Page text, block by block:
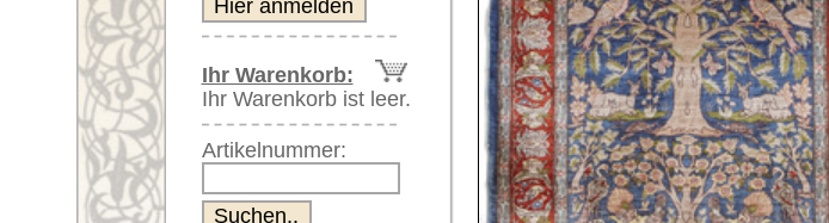
Seidenteppiche
Große Teppiche
(über 300x200 cm)
Sehr große XL Teppiche
(über 400x200 cm)
Riesige XXL Teppiche
(über 600x200 cm)
Läufer / Galerien
Runde & ovale Teppiche
Antike Teppiche
Antike China Teppiche
Weitere größere Bilder (öffnen sich in neuem Fenster)
Bitte klicken Sie auf die kleinen Bilder weiter unten für Bilder in höherer
Hauptbild